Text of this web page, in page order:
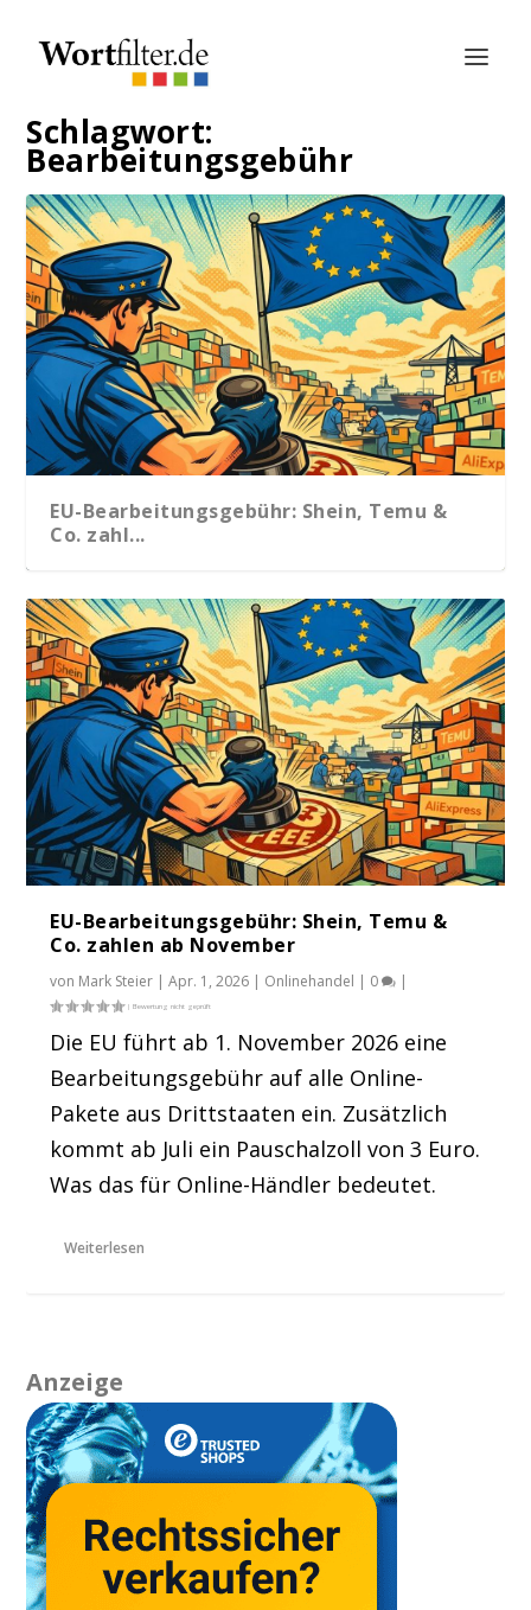
Schlagwort:
Bearbeitungsgebühr
EU-Bearbeitungsgebühr: Shein, Temu &
Co. zahl...
EU-Bearbeitungsgebühr: Shein, Temu &
Co. zahlen ab November
von Mark Steier |Apr. 1, 2026 | Onlinehandel | 0 |
Die EU führt ab 1. November 2026 eine
Bearbeitungsgebühr auf alle Online-
Pakete aus Drittstaaten ein. Zusätzlich
kommt ab Juli ein Pauschalzoll von 3 Euro.
Was das für Online-Händler bedeutet.
Weiterlesen
Anzeige